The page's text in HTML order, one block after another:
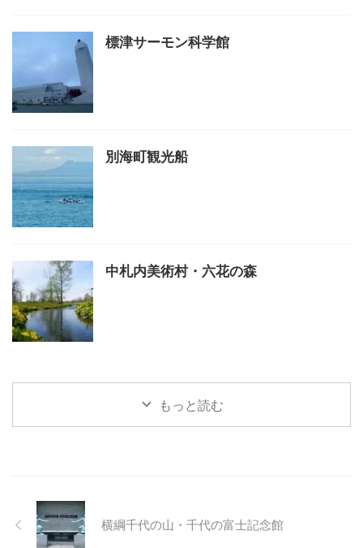
標津サーモン科学館
別海町観光船
中札内美術村・六花の森
もっと読む
横綱千代の山・千代の富士記念館